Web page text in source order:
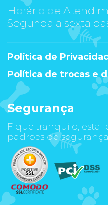
Horário de
Segunda a sexta
Política de
Política de trocas e
Segurança
Fique tranquilo, esta
padrões de